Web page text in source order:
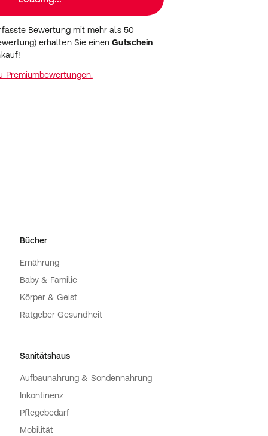
Bewertung mit mehr als 50
erhalten Sie einenGutschein
Premiumbewertungen.
Bücher
Ernährung
Baby & Familie
Körper & Geist
Ratgeber Gesundheit
Sanitätshaus
Aufbaunahrung & Sondennahrung
Inkontinenz
Pflegebedarf
Mobilität